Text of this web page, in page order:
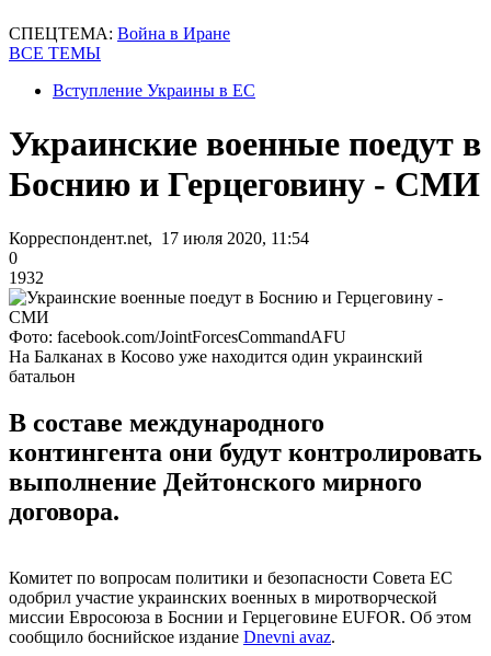
СПЕЦТЕМА: Война в Иране
ВСЕ ТЕМЫ
Вступление Украины в ЕС
Украинские военные поедут в
Боснию и Герцеговину - СМИ
Корреспондент.net, 17 июля 2020, 11:54
0
1932
Фото: facebook.com/JointForcesCommandAFU
На Балканах в Косово уже находится один украинский
батальон
В составе международного
контингента они будут контролировать
выполнение Дейтонского мирного
договора.
Комитет по вопросам политики и безопасности Совета ЕС
одобрил участие украинских военных в миротворческой
миссии Евросоюза в Боснии и Герцеговине EUFOR. Об этом
сообщило боснийское издание Dnevni avaz.